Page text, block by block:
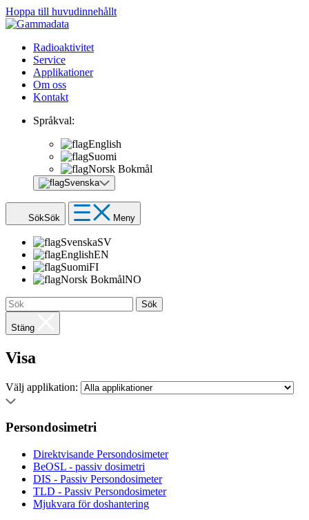
Hoppa till huvudinnehållt
Radioaktivitet
Service
Applikationer
Om oss
Kontakt
Språkval:
English
Suomi
Norsk Bokmål
Svenska
SökSök Meny
SvenskaSV
EnglishEN
SuomiFI
Norsk BokmålNO
Sök
Stäng
Visa
Välj applikation:
Persondosimetri
Direktvisande Persondosimeter
BeOSL - passiv dosimetri
DIS - Passiv Persondosimeter
TLD - Passiv Persondosimeter
Mjukvara för doshantering